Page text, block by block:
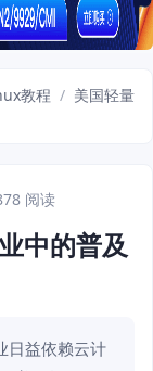
教程 / 美国轻量
阅读
中的普及
日益依赖云计